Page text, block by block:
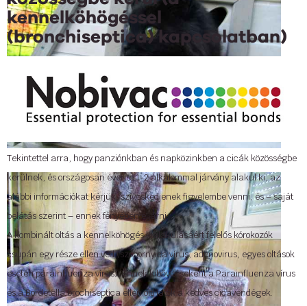
kennelköhögéssel
(bronchiseptica) kapcsolatban)
Tekintettel arra, hogy panziónkban és napközinkben a cicák közösségbe
kerülnek, és országosan évente 1-2 alkalommal járvány alakul ki, az
alábbi információkat kérjük, szíveskedjenek figyelembe venni, és – saját
belátás szerint – ennek fényében eljárni.
A kombinált oltás a kennelköhögés kialakulásáért felelős kórokozók
csupán egy része ellen véd (szopornyica vírus, adenovirus, egyes oltások
esetén parainfluenza vírus). Ennek kibővítéseként a Parainfluenza vírus
és a Bordetella brochiseptica ellen olthatók a kedves cicavendégek.